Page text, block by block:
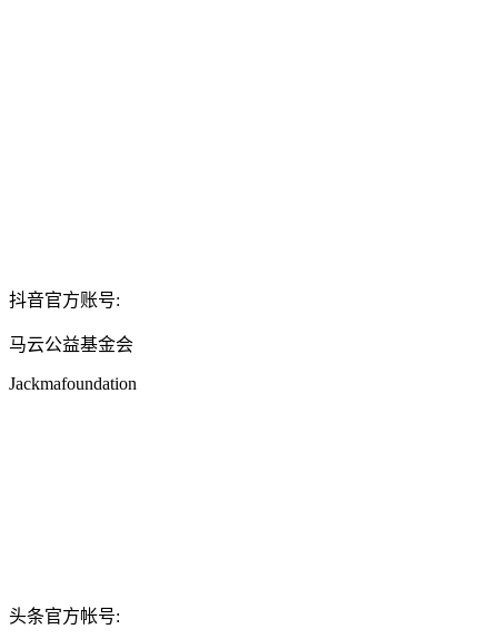
抖音官方账号:
马云公益基金会
Jackmafoundation
头条官方帐号: